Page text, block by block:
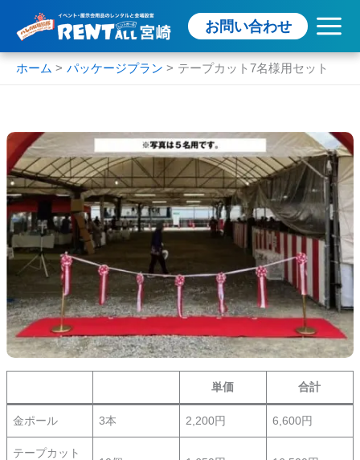
お問い合わせ
ホーム パッケージプラン テープカット7名様用セット
単価 合計
金ポール 3本 2,200円 6,600円
テープカット